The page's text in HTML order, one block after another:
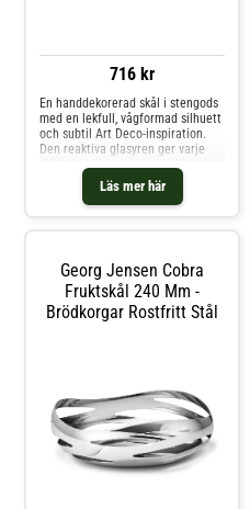
716 kr
Läs mer här
En handdekorerad skål i stengods
med en lekfull, vågformad silhuett
och subtil Art Deco-inspiration.
Den reaktiva glasyren ger varje
mönster varierar naturligt, vilket
gör varje exemplar personligt. En
dekorativ och funktionell skål som
Madam Stoltz- Tillverkad i
högkvalitativt stengods.-
Handdekorerad med reaktiv glasyr
– varje skål är unik.- Vågformad
dekorativ detalj. Shoppa
Fruktskålar och mer Skålar &
Uppläggningsfat hos Royal Design.
Georg Jensen Cobra
Fruktskål 240 Mm -
Brödkorgar Rostfritt Stål